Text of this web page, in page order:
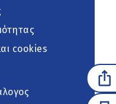
cookies